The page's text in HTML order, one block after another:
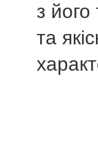
з його
та